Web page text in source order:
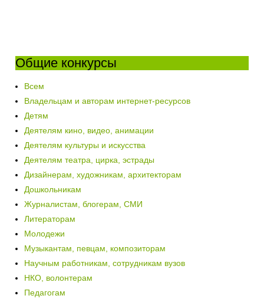
Общие конкурсы
Всем
Владельцам и авторам интернет-ресурсов
Детям
Деятелям кино, видео, анимации
Деятелям культуры и искусства
Деятелям театра, цирка, эстрады
Дизайнерам, художникам, архитекторам
Дошкольникам
Журналистам, блогерам, СМИ
Литераторам
Молодежи
Музыкантам, певцам, композиторам
Научным работникам, сотрудникам вузов
НКО, волонтерам
Педагогам